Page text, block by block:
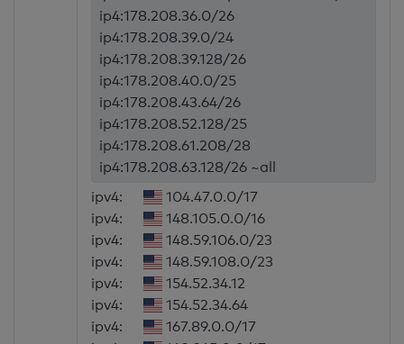
ip4:178.208.36.0/26
ip4:178.208.39.0/24
ip4:178.208.39.128/26
ip4:178.208.40.0/25
ip4:178.208.43.64/26
ip4:178.208.52.128/25
ip4:178.208.61.208/28
ip4:178.208.63.128/26 ~all
ipv4:
104.47.0.0/17
ipv4:
148.105.0.0/16
ipv4:
148.59.106.0/23
ipv4:
148.59.108.0/23
ipv4:
154.52.34.12
ipv4:
154.52.34.64
ipv4:
167.89.0.0/17